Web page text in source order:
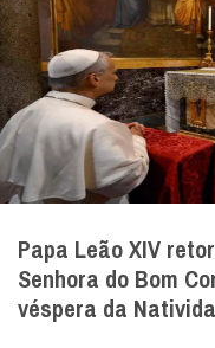
Papa Leão XIV
Senhora do Bom
véspera da